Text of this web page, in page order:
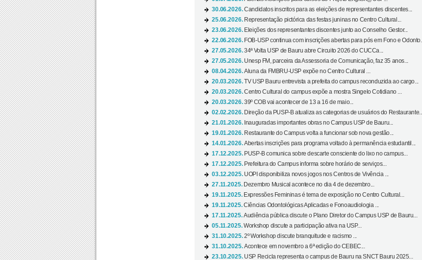
30.06.2026.Candidatos inscritos para as eleições de representantes discentes...
25.06.2026. Representação pictórica das festas juninas no Centro Cultural...
23.06.2026. Eleições dos representantes discentes junto ao Conselho Gestor...
22.06.2026. FOB-USP continua com inscrições abertas para pós em Fono e Odonto...
27.05.2026.34ª Volta USP de Bauru abre Circuito 2026 do CUCCa...
27.05.2026. Unesp FM, parceira da Assessoria de Comunicação, faz 35 anos...
08.04.2026.Aluna da FMBRU-USP expõe no Centro Cultural ...
20.03.2026.TV USP Bauru entrevista a prefeita do campus reconduzida ao cargo...
20.03.2026.Centro Cultural do campus expõe a mostra Singelo Cotidiano ...
20.03.2026.39º COB vai acontecer de 13 a 16 de maio...
02.02.2026. Direção da PUSP-B atualiza as categorias de usuários do Restaurante...
21.01.2026. Inauguradas importantes obras no Campus USP de Bauru...
19.01.2026. Restaurante do Campus volta a funcionar sob nova gestão...
14.01.2026.Abertas inscrições para programa voltado à permanência estudantil...
17.12.2025. PUSP-B comunica sobre descarte consciente do lixo no campus...
17.12.2025. Prefeitura do Campus informa sobre horário de serviços...
03.12.2025. UOPI disponibiliza novos jogos nos Centros de Vivência ...
27.11.2025. Dezembro Musical acontece no dia 4 de dezembro...
19.11.2025. Expressões Femininas é tema de exposição no Centro Cultural...
19.11.2025.Ciências Odontológicas Aplicadas e Fonoaudiologia ...
17.11.2025.Audiência pública discute o Plano Diretor do Campus USP de Bauru...
05.11.2025.Workshop discute a participação ativa na USP...
31.10.2025.2º Workshop discute branquitude e racismo ...
31.10.2025.Acontece em novembro a 6ª edição do CEBEC...
23.10.2025. USP Recicla representa o campus de Bauru na SNCT Bauru 2025...